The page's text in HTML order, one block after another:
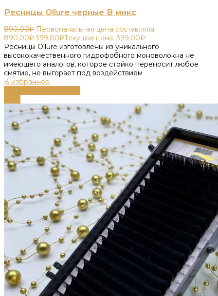
Ресницы Ollure черные B микс
890,00₽ Первоначальная цена составляла
890,00₽.399,00₽Текущая цена: 399,00₽.
Ресницы Ollure изготовлены из уникального
высококачественного гидрофобного моноволокна не
имеющего аналогов, которое стойко переносит любое
смятие, не выгорает под воздействием
В избранное